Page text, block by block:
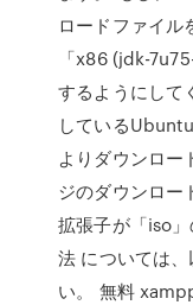
ロードファイル
「x86 (jdk-
するようにして
している
よりダウンロー
ジのダウンロー
拡張子が「iso
法 については
い。 無料